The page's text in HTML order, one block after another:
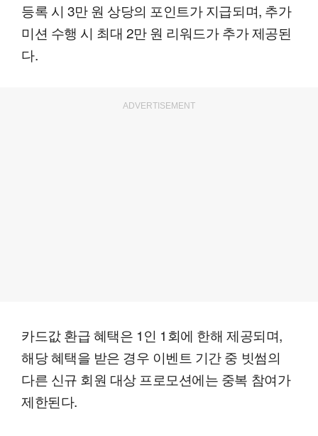
등록 시 3만 원 상당의 포인트가 지급되며, 추가
미션 수행 시 최대 2만 원 리워드가 추가 제공된
다.
ADVERTISEMENT
카드값 환급 혜택은 1인 1회에 한해 제공되며,
해당 혜택을 받은 경우 이벤트 기간 중 빗썸의
다른 신규 회원 대상 프로모션에는 중복 참여가
제한된다.